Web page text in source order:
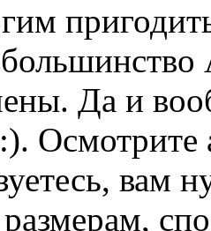
Да и
вам